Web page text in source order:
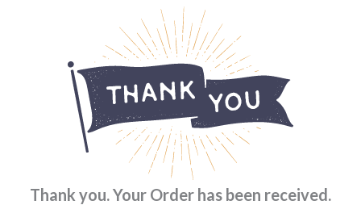
Thank you. Your Order has been received.